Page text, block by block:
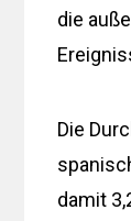
die
Die
damit